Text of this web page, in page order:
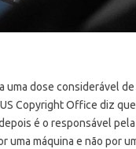
uma dose considerável
Copyright Office diz
é o responsável
uma máquina e não por